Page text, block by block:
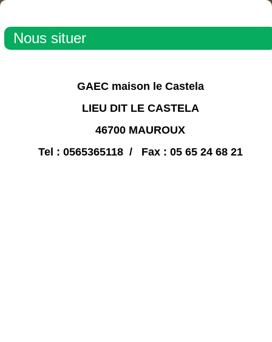
Nous situer
GAEC maison le Castela
LIEU DIT LE CASTELA
46700 MAUROUX
Tel : 0565365118 / Fax : 05 65 24 68 21